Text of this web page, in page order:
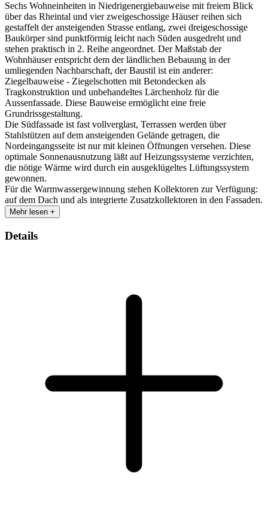
Sechs Wohneinheiten in Niedrigenergiebauweise mit freiem Blick
über das Rheintal und vier zweigeschossige Häuser reihen sich
gestaffelt der ansteigenden Strasse entlang, zwei dreigeschossige
Baukörper sind punktförmig leicht nach Süden ausgedreht und
stehen praktisch in 2. Reihe angeordnet. Der Maßstab der
Wohnhäuser entspricht dem der ländlichen Bebauung in der
umliegenden Nachbarschaft, der Baustil ist ein anderer:
Ziegelbauweise - Ziegelschotten mit Betondecken als
Tragkonstruktion und unbehandeltes Lärchenholz für die
Aussenfassade. Diese Bauweise ermöglicht eine freie
Grundrissgestaltung.
Die Südfassade ist fast vollverglast, Terrassen werden über
Stahlstützen auf dem ansteigenden Gelände getragen, die
Nordeingangsseite ist nur mit kleinen Öffnungen versehen. Diese
optimale Sonnenausnutzung läßt auf Heizungssysteme verzichten,
die nötige Wärme wird durch ein ausgeklügeltes Lüftungssystem
gewonnen.
Für die Warmwassergewinnung stehen Kollektoren zur Verfügung:
auf dem Dach und als integrierte Zusatzkollektoren in den Fassaden.
Mehr lesen +
Details